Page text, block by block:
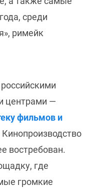
среди
римейк
центрами —
фильмов и
Кинопроизводство
востребован.
где
громкие